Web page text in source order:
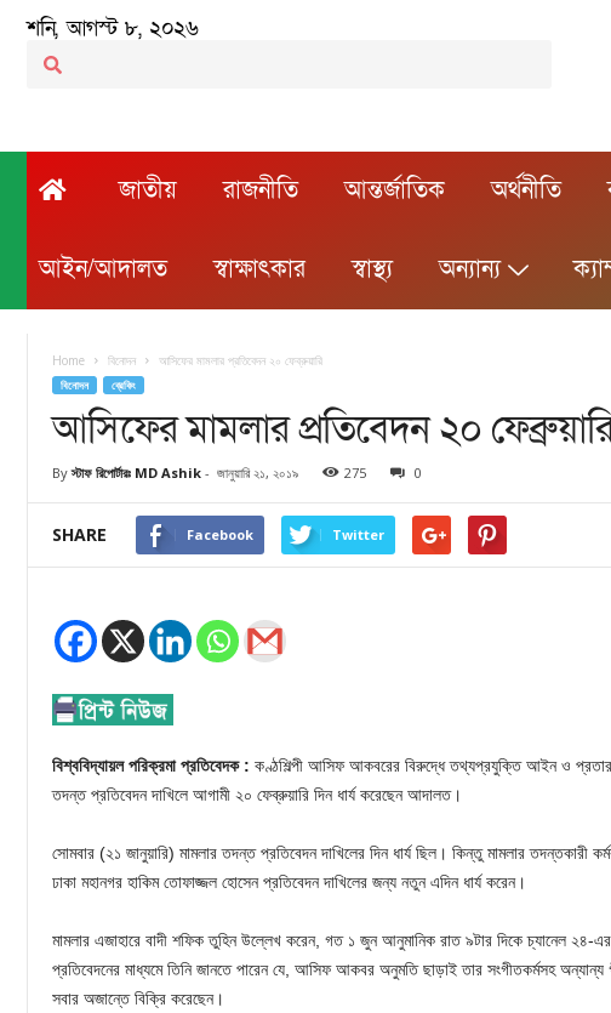
শনি, আগস্ট ৮, ২০২৬
জাতীয় রাজনীতি আন্তর্জাতিক অর্থনীতি
আইন/আদালত স্বাক্ষাৎকার স্বাস্থ্য অন্যান্য
Home বিনোদন আসিফের মামলার প্রতিবেদন ২০ ফেব্রুয়ারি
বিনোদন ব্রেকিং
আসিফের মামলার প্রতিবেদন ২০
By স্টাফ রিপোর্টারঃ MD Ashik - জানুয়ারি ২১, ২০১৯ 275 0
SHARE Facebook Twitter
বিশ্ববিদ্যায়ল পরিক্রমা প্রতিবেদক : কণ্ঠশিল্পী আসিফ আকবরের বিরুদ্ধে তথ্যপ্রযুক্তি আইন ও
তদন্ত প্রতিবেদন দাখিলে আগামী ২০ ফেব্রুয়ারি দিন ধার্য করেছেন আদালত।
সোমবার (২১ জানুয়ারি) মামলার তদন্ত প্রতিবেদন দাখিলের দিন ধার্য ছিল। কিন্তু মামলার তদন্তকারী
ঢাকা মহানগর হাকিম তোফাজ্জল হোসেন প্রতিবেদন দাখিলের জন্য নতুন এদিন ধার্য করেন।
মামলার এজাহারে বাদী শফিক তুহিন উল্লেখ করেন, গত ১ জুন আনুমানিক রাত ৯টার দিকে চ্যানেল ২৪-এর
প্রতিবেদনের মাধ্যমে তিনি জানতে পারেন যে, আসিফ আকবর অনুমতি ছাড়াই তার সংগীতকর্মসহ অন্যান্য
সবার অজান্তে বিক্রি করেছেন।